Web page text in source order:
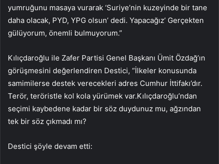
yumruğunu masaya vurarak ‘Suriye’nin kuzeyinde bir tane
daha olacak, PYD, YPG olsun’ dedi. Yapacağız’ Gerçekten
gülüyorum, önemli bulmuyorum.”
Kılıçdaroğlu ile Zafer Partisi Genel Başkanı Ümit Özdağ’ın
görüşmesini değerlendiren Destici, “İlkeler konusunda
samimilerse destek verecekleri adres Cumhur İttifakı’dır.
Terör, teröristle kol kola yürümek var.Kılıçdaroğlu’ndan
seçimi kaybedene kadar bir söz duydunuz mu, ağzından
tek bir söz çıkmadı mı?
Destici şöyle devam etti: